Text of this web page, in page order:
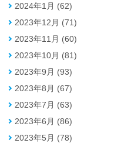
2024年1月 (62)
2023年12月 (71)
2023年11月 (60)
2023年10月 (81)
2023年9月 (93)
2023年8月 (67)
2023年7月 (63)
2023年6月 (86)
2023年5月 (78)